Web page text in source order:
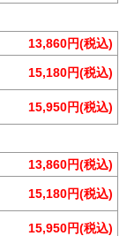
13,860円(税込)
15,180円(税込)
15,950円(税込)
13,860円(税込)
15,180円(税込)
15,950円(税込)